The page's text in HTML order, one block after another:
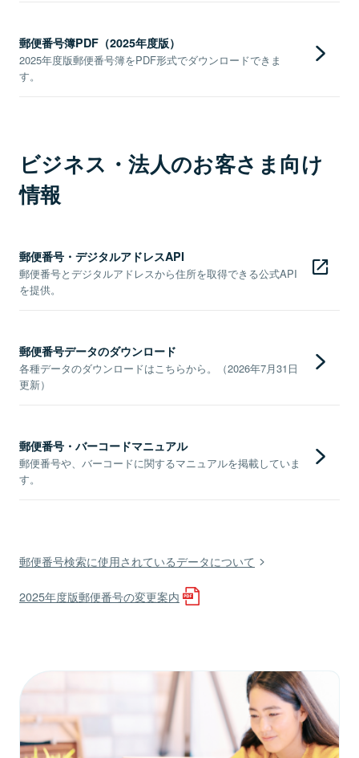
郵便番号簿PDF（2025年度版）
2025年度版郵便番号簿をPDF形式でダウンロードできま
す。
ビジネス・法人のお客さま向け
情報
郵便番号・デジタルアドレスAPI
郵便番号とデジタルアドレスから住所を取得できる公式API
を提供。
郵便番号データのダウンロード
各種データのダウンロードはこちらから。（2026年7月31日
更新）
郵便番号・バーコードマニュアル
郵便番号や、バーコードに関するマニュアルを掲載していま
す。
郵便番号検索に使用されているデータについて
2025年度版郵便番号の変更案内